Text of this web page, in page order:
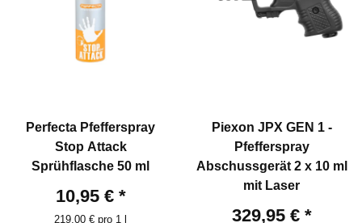
Perfecta Pfefferspray
Stop Attack
Sprühflasche 50 ml
10,95 € *
219,00 € pro 1 l
Piexon JPX GEN 1 -
Pfefferspray
Abschussgerät 2 x 10 ml
mit Laser
329,95 € *